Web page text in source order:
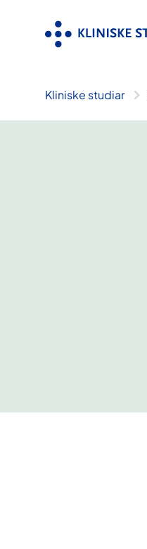
Kliniske studiar